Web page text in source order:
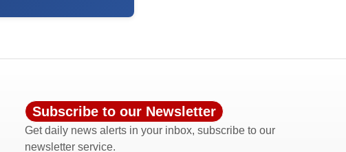
Subscribe to our Newsletter
Get daily news alerts in your inbox, subscribe to our
newsletter service.